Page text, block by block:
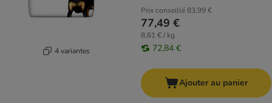
4 variantes
Prix conseillé83,99 €
77,49 €
8,61 € / kg
72,84 €
Ajouter au panier